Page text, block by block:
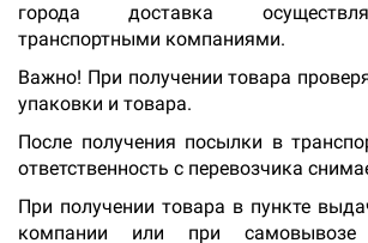
города доставка
транспортными компаниями.
Важно! При получении товара
упаковки и товара.
После получения посылки в
ответственность с перевозчика
При получении товара в пункте
компании или при самовывозе